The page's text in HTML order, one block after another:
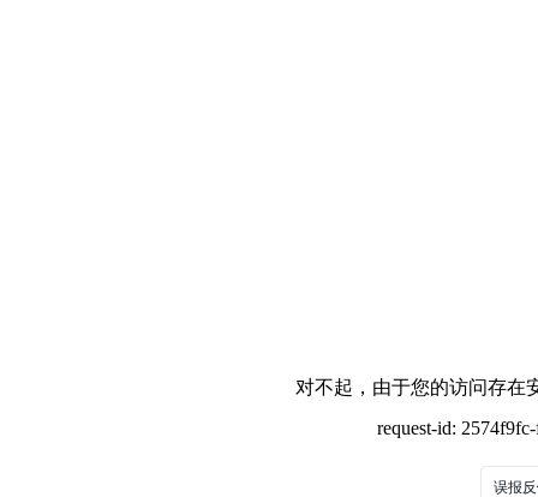
对不起，由于您的访问存在
request-id:
误报